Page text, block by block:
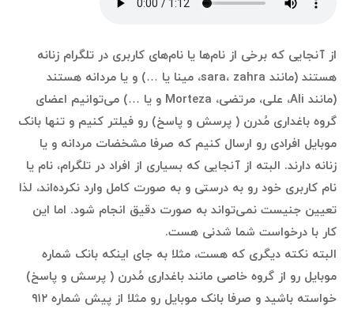
از آنجایی که برخی از نام‌ها یا نام‌های کاربری در تلگرام زنانه
هستند (مانند sara، zahra، مینا یا …) و یا مردانه هستند
(مانند Ali، علی، مرتضی، Morteza و یا …) می‌توانیم اعضای
گروه باغداری مُدرن ( پرسش و پاسخ) رو فیلتر کنیم و تنها بانک
موبایل افرادی رو ارسال کنیم که صرفا مشخضات مردانه و یا
زنانه دارند. البته از آنجایی که بسیاری از افراد در تلگرام، نام یا
نام کاربری خود رو به درستی و به صورت کامل وارد نکرده‌اند، لذا
تعیین جنیست نمی‌تواند به صورت دقیق انجام شود. اما این
کار با درخواست شما شدنی هست.
البته نکته دیگری که هست، مثلا به جای اینکه بانک شماره
موبایل رو از گروه خاصی مانند باغداری مُدرن ( پرسش و پاسخ)
خواسته باشید و صرفا بانک موبایل رو مثلا از پیش شماره ۹۱۲